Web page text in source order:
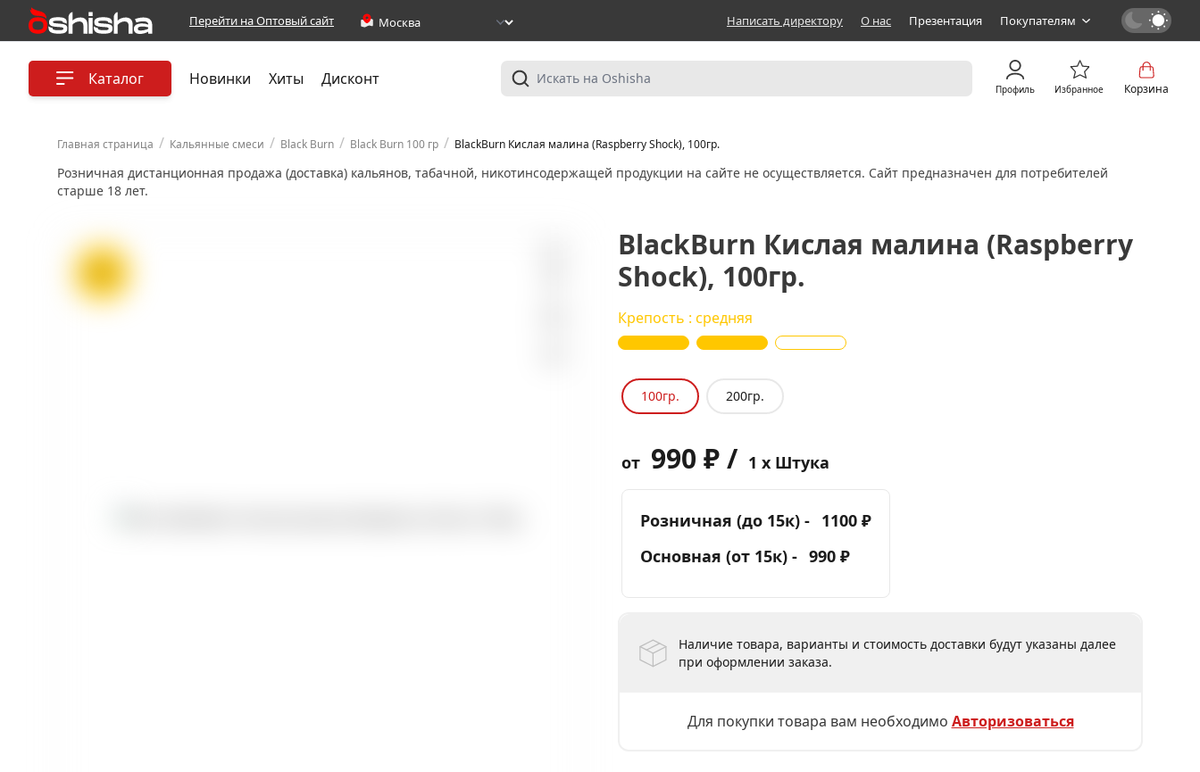
Перейти на Оптовый сайт Написать директору О нас Презентация Покупателям
Каталог Новинки Хиты Дисконт
Профиль Избранное Корзина
Главная страница / Кальянные смеси / Black Burn / Black Burn 100 гр / BlackBurn Кислая малина (Raspberry Shock), 100гр.
Розничная дистанционная продажа (доставка) кальянов, табачной, никотинсодержащей продукции на сайте не осуществляется. Сайт предназначен для потребителей
старше 18 лет.
BlackBurn Кислая малина (Raspberry
Shock), 100гр.
Крепость : средняя
100гр. 200гр.
от 990 ₽ / 1 x Штука
Розничная (до 15к) - 1100 ₽
Основная (от 15к) - 990 ₽
Наличие товара, варианты и стоимость доставки будут указаны далее
при оформлении заказа.
Для покупки товара вам необходимо Авторизоваться